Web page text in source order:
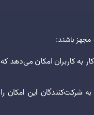
مجهز باشند:
به کاربران امکان می‌دهد که
شرکت‌کنندگان این امکان را